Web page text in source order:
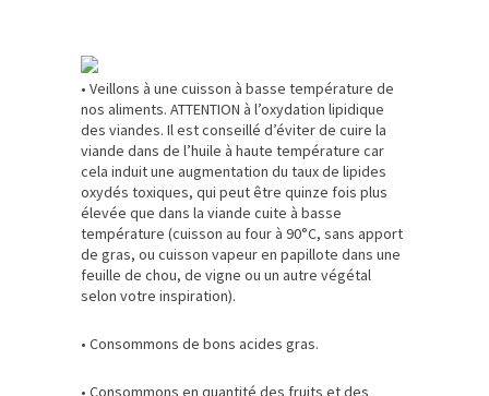
• Veillons à une cuisson à basse température de
nos aliments. ATTENTION à l’oxydation lipidique
des viandes. Il est conseillé d’éviter de cuire la
viande dans de l’huile à haute température car
cela induit une augmentation du taux de lipides
oxydés toxiques, qui peut être quinze fois plus
élevée que dans la viande cuite à basse
température (cuisson au four à 90°C, sans apport
de gras, ou cuisson vapeur en papillote dans une
feuille de chou, de vigne ou un autre végétal
selon votre inspiration).
• Consommons de bons acides gras.
• Consommons en quantité des fruits et des